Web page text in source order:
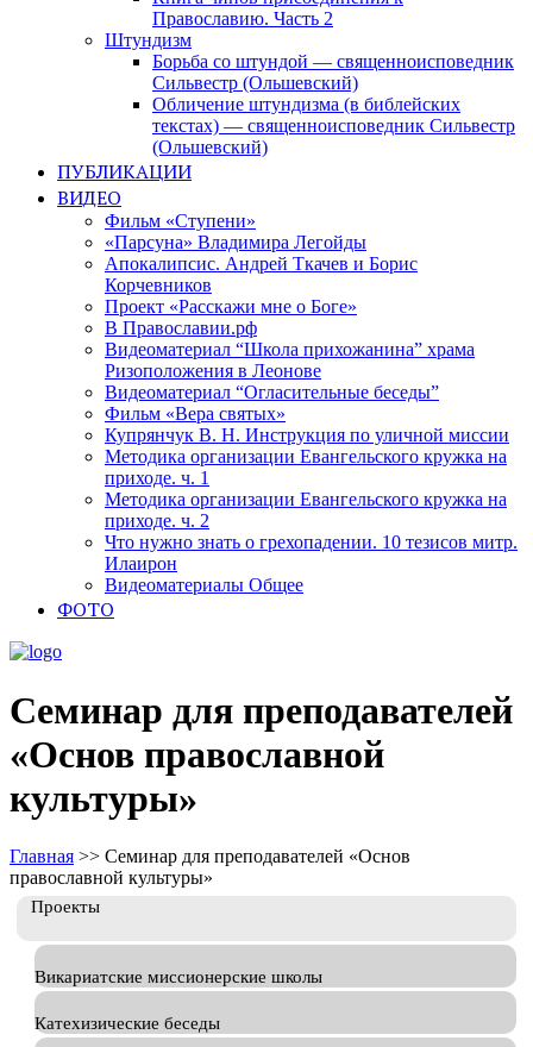
Православию. Часть 2
Штундизм
Борьба со штундой — священноисповедник
Сильвестр (Ольшевский)
Обличение штундизма (в библейских
текстах) — священноисповедник Сильвестр
(Ольшевский)
ПУБЛИКАЦИИ
ВИДЕО
Фильм «Ступени»
«Парсуна» Владимира Легойды
Апокалипсис. Андрей Ткачев и Борис
Корчевников
Проект «Расскажи мне о Боге»
В Православии.рф
Видеоматериал “Школа прихожанина” храма
Ризоположения в Леонове
Видеоматериал “Огласительные беседы”
Фильм «Вера святых»
Купрянчук В. Н. Инструкция по уличной миссии
Методика организации Евангельского кружка на
приходе. ч. 1
Методика организации Евангельского кружка на
приходе. ч. 2
Что нужно знать о грехопадении. 10 тезисов митр.
Илаирон
Видеоматериалы Общее
ФОТО
Семинар для преподавателей
«Основ православной
культуры»
Главная >> Семинар для преподавателей «Основ
православной культуры»
Проекты
Викариатские миссионерские школы
Катехизические беседы